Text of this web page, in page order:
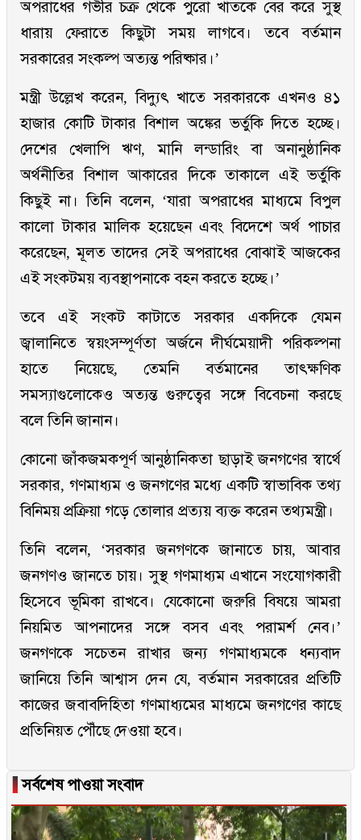
অপরাধের গভীর চক্র থেকে পুরো খাতকে বের করে সুস্থ
ধারায় ফেরাতে কিছুটা সময় লাগবে। তবে বর্তমান
সরকারের সংকল্প অত্যন্ত পরিষ্কার।’
মন্ত্রী উল্লেখ করেন, বিদ্যুৎ খাতে সরকারকে এখনও ৪১
হাজার কোটি টাকার বিশাল অঙ্কের ভর্তুকি দিতে হচ্ছে।
দেশের খেলাপি ঋণ, মানি লন্ডারিং বা অনানুষ্ঠানিক
অর্থনীতির বিশাল আকারের দিকে তাকালে এই ভর্তুকি
কিছুই না। তিনি বলেন, ‘যারা অপরাধের মাধ্যমে বিপুল
কালো টাকার মালিক হয়েছেন এবং বিদেশে অর্থ পাচার
করেছেন, মূলত তাদের সেই অপরাধের বোঝাই আজকের
এই সংকটময় ব্যবস্থাপনাকে বহন করতে হচ্ছে।’
তবে এই সংকট কাটাতে সরকার একদিকে যেমন
জ্বালানিতে স্বয়ংসম্পূর্ণতা অর্জনে দীর্ঘমেয়াদী পরিকল্পনা
হাতে নিয়েছে, তেমনি বর্তমানের তাৎক্ষণিক
সমস্যাগুলোকেও অত্যন্ত গুরুত্বের সঙ্গে বিবেচনা করছে
বলে তিনি জানান।
কোনো জাঁকজমকপূর্ণ আনুষ্ঠানিকতা ছাড়াই জনগণের স্বার্থে
সরকার, গণমাধ্যম ও জনগণের মধ্যে একটি স্বাভাবিক তথ্য
বিনিময় প্রক্রিয়া গড়ে তোলার প্রত্যয় ব্যক্ত করেন তথ্যমন্ত্রী।
তিনি বলেন, ‘সরকার জনগণকে জানাতে চায়, আবার
জনগণও জানতে চায়। সুস্থ গণমাধ্যম এখানে সংযোগকারী
হিসেবে ভূমিকা রাখবে। যেকোনো জরুরি বিষয়ে আমরা
নিয়মিত আপনাদের সঙ্গে বসব এবং পরামর্শ নেব।’
জনগণকে সচেতন রাখার জন্য গণমাধ্যমকে ধন্যবাদ
জানিয়ে তিনি আশ্বাস দেন যে, বর্তমান সরকারের প্রতিটি
কাজের জবাবদিহিতা গণমাধ্যমের মাধ্যমে জনগণের কাছে
প্রতিনিয়ত পৌঁছে দেওয়া হবে।
▐সর্বশেষ পাওয়া সংবাদ